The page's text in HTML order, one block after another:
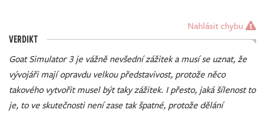
Nahlásit chybu
VERDIKT
Goat Simulator 3 je vážně nevšední zážitek a musí se uznat, že
vývojáři mají opravdu velkou představivost, protože něco
takového vytvořit musel být taky zážitek. I přesto, jaká šílenost to
je, to ve skutečnosti není zase tak špatné, protože dělání